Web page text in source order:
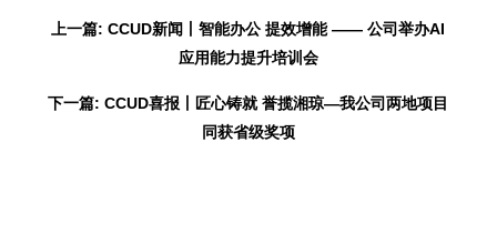
上一篇: CCUD新闻丨智能办公 提效增能 —— 公司举办AI
应用能力提升培训会
下一篇: CCUD喜报丨匠心铸就 誉揽湘琼—我公司两地项目
同获省级奖项